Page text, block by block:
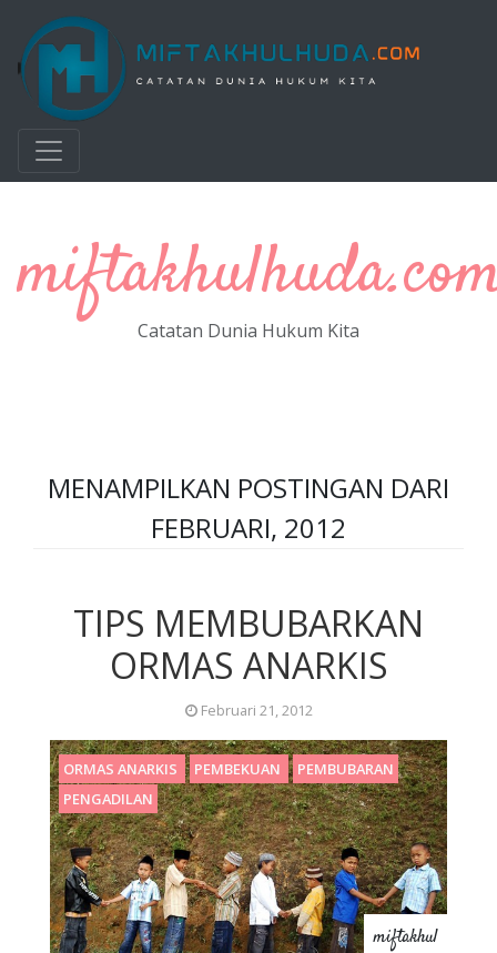
Langsung ke konten utama
Catatan Dunia Hukum Kita
MENAMPILKAN POSTINGAN DARI
FEBRUARI, 2012
TIPS MEMBUBARKAN
ORMAS ANARKIS
Februari 21, 2012
ORMAS ANARKIS PEMBEKUAN
PEMBUBARAN
PENGADILAN
miftakhul